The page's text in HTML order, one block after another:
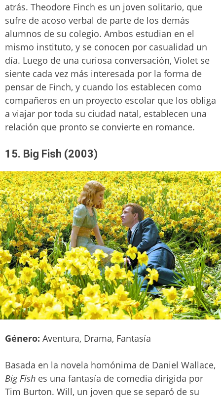
atrás. Theodore Finch es un joven solitario, que
sufre de acoso verbal de parte de los demás
alumnos de su colegio. Ambos estudian en el
mismo instituto, y se conocen por casualidad un
día. Luego de una curiosa conversación, Violet se
siente cada vez más interesada por la forma de
pensar de Finch, y cuando los establecen como
compañeros en un proyecto escolar que los obliga
a viajar por toda su ciudad natal, establecen una
relación que pronto se convierte en romance.
15. Big Fish (2003)
Género: Aventura, Drama, Fantasía
Basada en la novela homónima de Daniel Wallace,
Big Fish es una fantasía de comedia dirigida por
Tim Burton. Will, un joven que se separó de su